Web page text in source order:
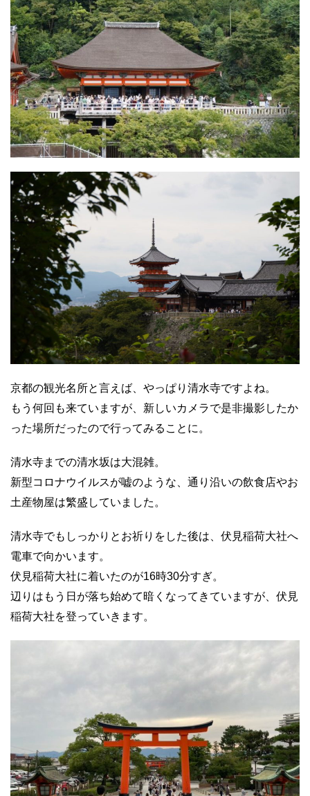
京都の観光名所と言えば、やっぱり清水寺ですよね。
もう何回も来ていますが、新しいカメラで是非撮影したか
った場所だったので行ってみることに。
清水寺までの清水坂は大混雑。
新型コロナウイルスが嘘のような、通り沿いの飲食店やお
土産物屋は繁盛していました。
清水寺でもしっかりとお祈りをした後は、伏見稲荷大社へ
電車で向かいます。
伏見稲荷大社に着いたのが16時30分すぎ。
辺りはもう日が落ち始めて暗くなってきていますが、伏見
稲荷大社を登っていきます。